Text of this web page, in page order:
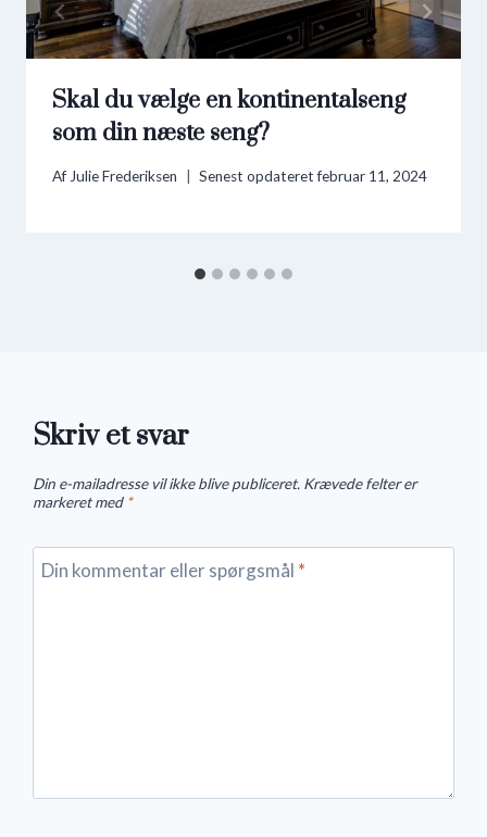
Skal du vælge en kontinentalseng
som din næste seng?
Af Julie Frederiksen Senest opdateret februar 11, 2024
Skriv et svar
Din e-mailadresse vil ikke blive publiceret. Krævede felter er
markeret med *
Din kommentar eller spørgsmål *